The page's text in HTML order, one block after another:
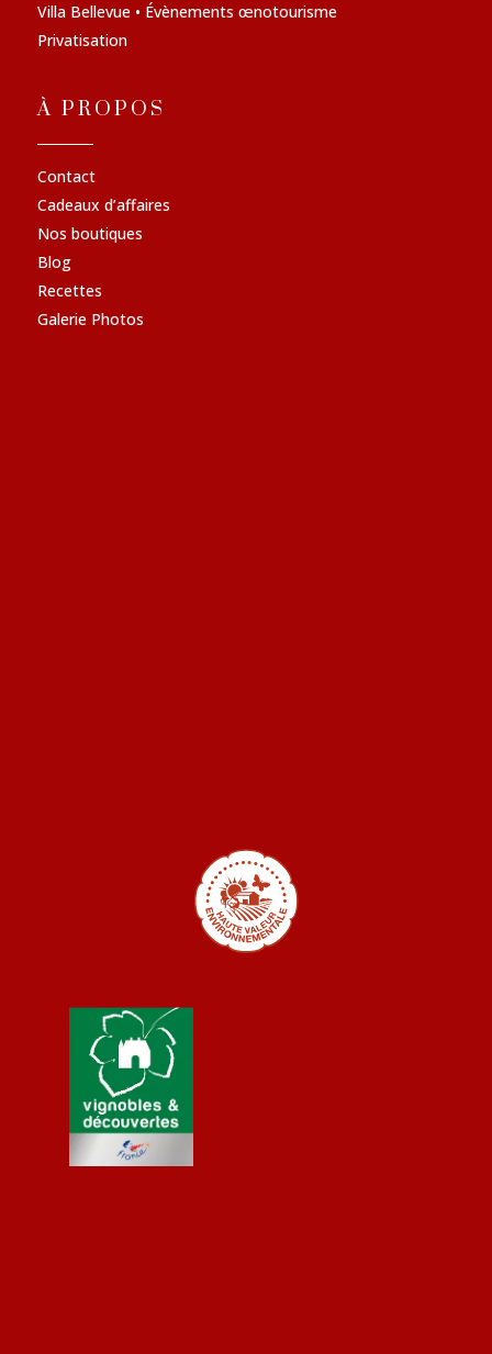
Villa Bellevue • Évènements œnotourisme
Privatisation
À PROPOS
Contact
Cadeaux d’affaires
Nos boutiques
Blog
Recettes
Galerie Photos